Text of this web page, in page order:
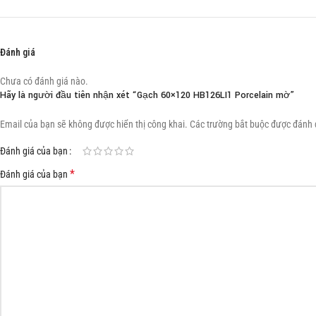
Đánh giá
Chưa có đánh giá nào.
Hãy là người đầu tiên nhận xét “Gạch 60×120 HB126LI1 Porcelain mờ”
Email của bạn sẽ không được hiển thị công khai. Các trường bắt buộc được đánh
Đánh giá của bạn
Đánh giá của bạn *